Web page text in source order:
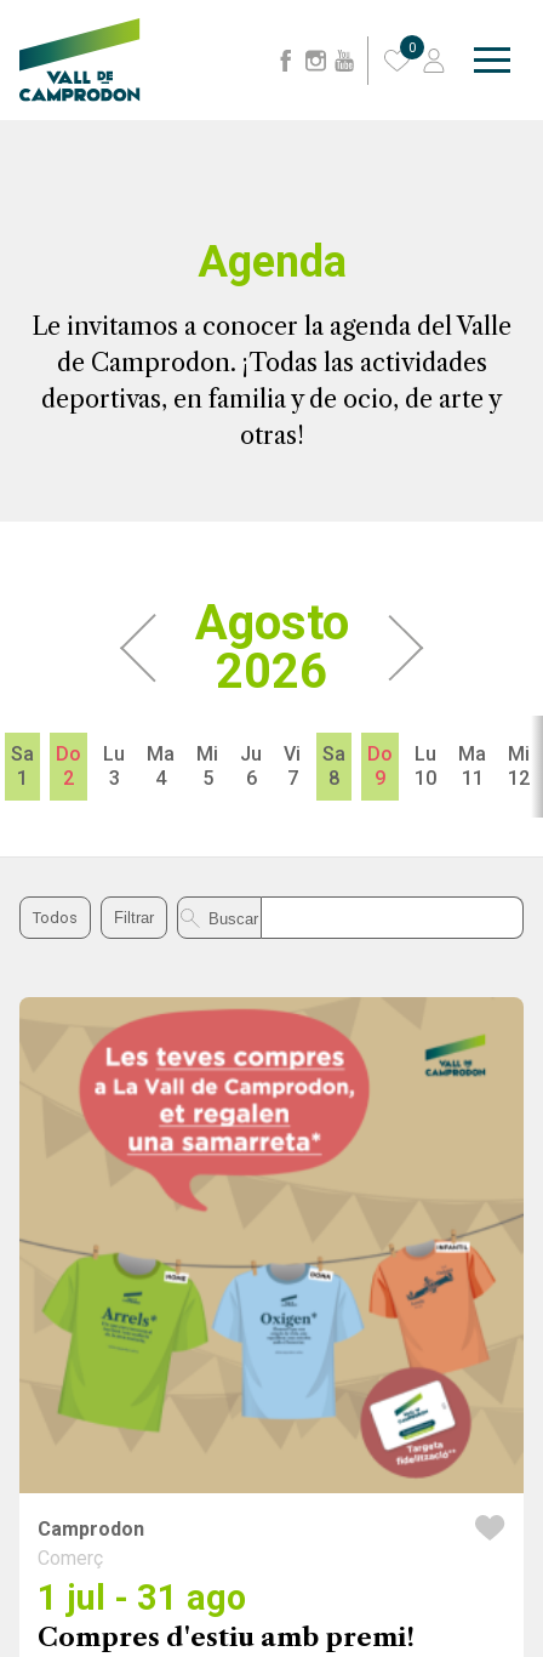
0
Agenda
Le invitamos a conocer la agenda del Valle
de Camprodon. ¡Todas las actividades
deportivas, en familia y de ocio, de arte y
otras!
Agosto
2026
Sa
1
Do
2
Lu
3
Ma
4
Mi
5
Ju
6
Vi
7
Sa
8
Do
9
Lu
10
Ma
11
Mi
12
Todos Filtrar Buscar
Camprodon
Comerç
1 jul - 31 ago
Compres d'estiu amb premi!